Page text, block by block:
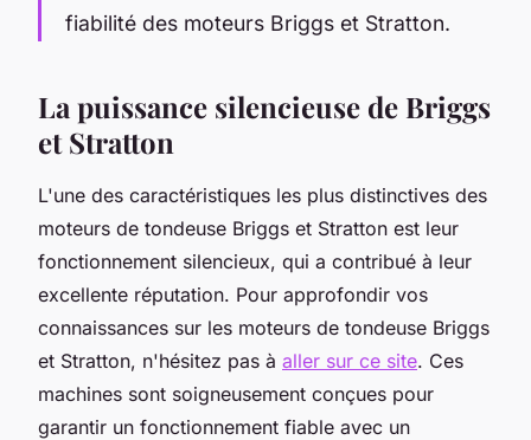
fiabilité des moteurs Briggs et Stratton.
La puissance silencieuse de Briggs
et Stratton
L'une des caractéristiques les plus distinctives des
moteurs de tondeuse Briggs et Stratton est leur
fonctionnement silencieux, qui a contribué à leur
excellente réputation. Pour approfondir vos
connaissances sur les moteurs de tondeuse Briggs
et Stratton, n'hésitez pas à aller sur ce site. Ces
machines sont soigneusement conçues pour
garantir un fonctionnement fiable avec un